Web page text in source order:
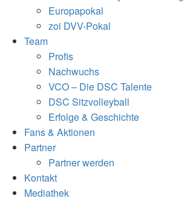
Europapokal
zoi DVV-Pokal
Team
Profis
Nachwuchs
VCO – Die DSC Talente
DSC Sitzvolleyball
Erfolge & Geschichte
Fans & Aktionen
Partner
Partner werden
Kontakt
Mediathek